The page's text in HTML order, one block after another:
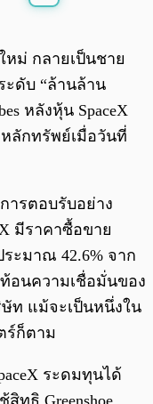
หม่ กลายเป็นชาย
ดับ “ล้านล้าน
หลังหุ้น SpaceX
ลักทรัพย์เมื่อวันที่
ารตอบรับอย่าง
มีราคาซื้อขาย
ะมาณ 42.6% จาก
อนความเชื่อมั่นของ
ท แม้จะเป็นหนึ่งใน
ร์ก็ตาม
ระดมทุนได้